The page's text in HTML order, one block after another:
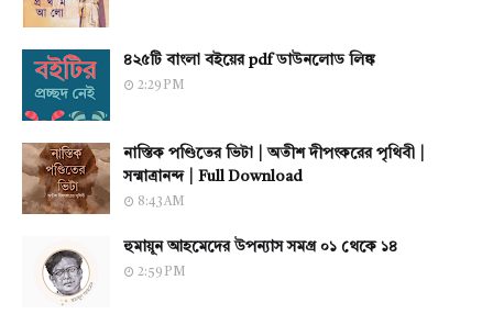
৪২৫টি বাংলা বইয়ের pdf ডাউনলোড লিঙ্ক
2:29 PM
নাস্তিক পণ্ডিতের ভিটা | অতীশ দীপংকরের পৃথিবী |
সন্মাত্রানন্দ | Full Download
8:43 AM
হুমায়ূন আহমেদের উপন্যাস সমগ্র ০১ থেকে ১৪
2:59 PM